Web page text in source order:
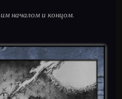
началом и концом.